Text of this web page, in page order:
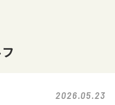
2026.05.23